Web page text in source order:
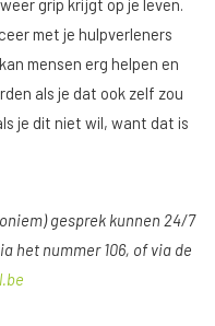
met je hulpverleners
mensen erg helpen en
als je dat ook zelf zou
je dit niet wil, want dat is
gesprek kunnen 24/7
het nummer 106, of via de